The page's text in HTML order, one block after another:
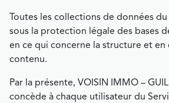
Toutes les collections de données
sous la protection légale des bases
en ce qui concerne la structure et en
contenu.
Par la présente, VOISIN IMMO –
concède à chaque utilisateur du